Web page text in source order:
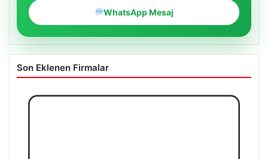
WhatsApp Mesaj
Son Eklenen Firmalar